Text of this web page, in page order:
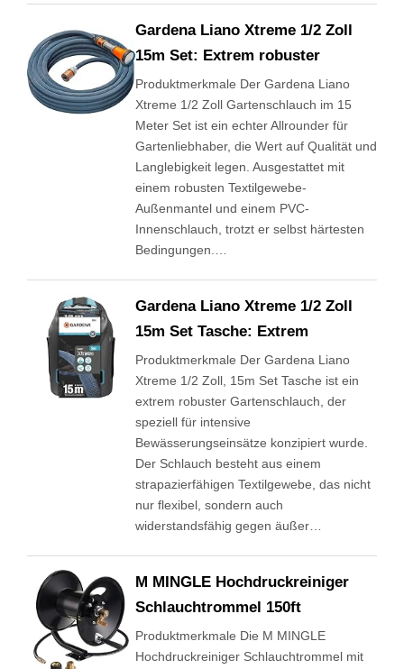
Gardena Liano Xtreme 1/2 Zoll
15m Set: Extrem robuster
Produktmerkmale Der Gardena Liano
Xtreme 1/2 Zoll Gartenschlauch im 15
Meter Set ist ein echter Allrounder für
Gartenliebhaber, die Wert auf Qualität und
Langlebigkeit legen. Ausgestattet mit
einem robusten Textilgewebe-
Außenmantel und einem PVC-
Innenschlauch, trotzt er selbst härtesten
Bedingungen.…
Gardena Liano Xtreme 1/2 Zoll
15m Set Tasche: Extrem
Produktmerkmale Der Gardena Liano
Xtreme 1/2 Zoll, 15m Set Tasche ist ein
extrem robuster Gartenschlauch, der
speziell für intensive
Bewässerungseinsätze konzipiert wurde.
Der Schlauch besteht aus einem
strapazierfähigen Textilgewebe, das nicht
nur flexibel, sondern auch
widerstandsfähig gegen äußer…
M MINGLE Hochdruckreiniger
Schlauchtrommel 150ft
Produktmerkmale Die M MINGLE
Hochdruckreiniger Schlauchtrommel mit